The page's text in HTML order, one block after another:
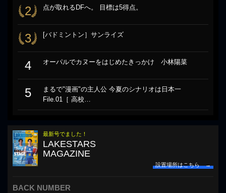
2 点が取れるDFへ。 目標は5得点。
3 [バドミントン］サンライズ
4 オーパルでカヌーをはじめたきっかけ 小林陽菜
5
まるで"漫画"の主人公 今夏のシナリオは日本一
File.01［ 高校…
最新号でました！
LAKESTARS
MAGAZINE
設置場所はこちら →
BACK NUMBER